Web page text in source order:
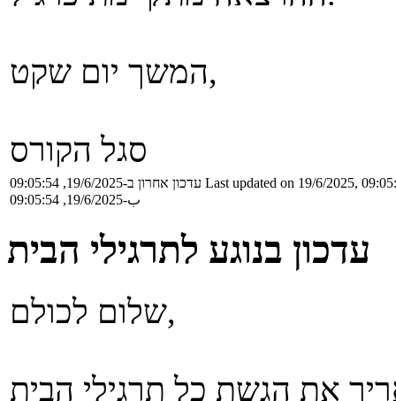
המשך יום שקט,
סגל הקורס
עדכון אחרון ב-19/6/2025, 09:05:54 Last updated on 19/6/2025,
ب-19/6/2025, 09:05:54
עדכון בנוגע לתרגילי הבית
שלום לכולם,
את הגשת כל תרגילי הבית